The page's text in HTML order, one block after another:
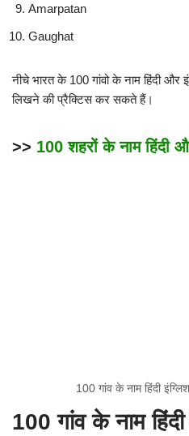
Amarpatan
Gaughat
नीचे भारत के 100 गांवो के नाम हिंदी
लिखने की प्रैक्टिस कर सकते हैं।
>> 100 शहरों के नाम हिंदी
100 गांव के नाम हिंदी
100 गांव के नाम